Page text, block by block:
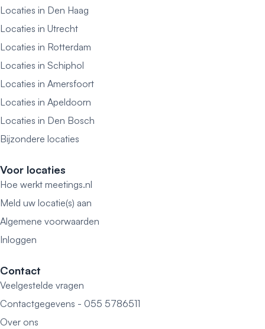
Locaties in Den Haag
Locaties in Utrecht
Locaties in Rotterdam
Locaties in Schiphol
Locaties in Amersfoort
Locaties in Apeldoorn
Locaties in Den Bosch
Bijzondere locaties
Voor locaties
Hoe werkt meetings.nl
Meld uw locatie(s) aan
Algemene voorwaarden
Inloggen
Contact
Veelgestelde vragen
Contactgegevens - 055 5786511
Over ons